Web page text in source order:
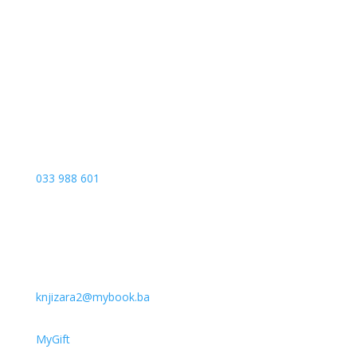
033 988 601
knjizara2@mybook.ba
MyGift